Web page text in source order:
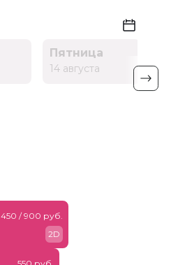
Пятница
14 августа
450 / 900 руб.
2D